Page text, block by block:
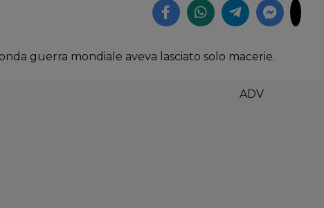
guerra mondiale aveva lasciato solo macerie.